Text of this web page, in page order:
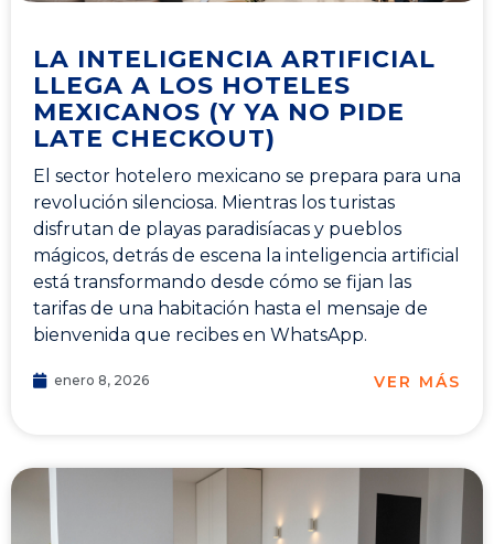
LA INTELIGENCIA ARTIFICIAL
LLEGA A LOS HOTELES
MEXICANOS (Y YA NO PIDE
LATE CHECKOUT)
El sector hotelero mexicano se prepara para una
revolución silenciosa. Mientras los turistas
disfrutan de playas paradisíacas y pueblos
mágicos, detrás de escena la inteligencia artificial
está transformando desde cómo se fijan las
tarifas de una habitación hasta el mensaje de
bienvenida que recibes en WhatsApp.
enero 8, 2026 VER MÁS